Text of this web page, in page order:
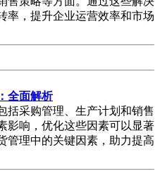
率，提升企业运营效率和市场
全面解析
括采购管理、生产计划和销售
影响，优化这些因素可以显著
管理中的关键因素，助力提高